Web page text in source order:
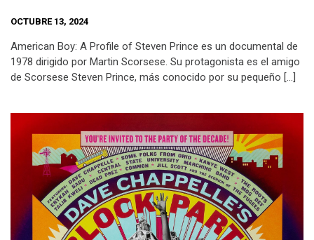
OCTUBRE 13, 2024
American Boy: A Profile of Steven Prince es un documental de
1978 dirigido por Martin Scorsese. Su protagonista es el amigo
de Scorsese Steven Prince, más conocido por su pequeño […]